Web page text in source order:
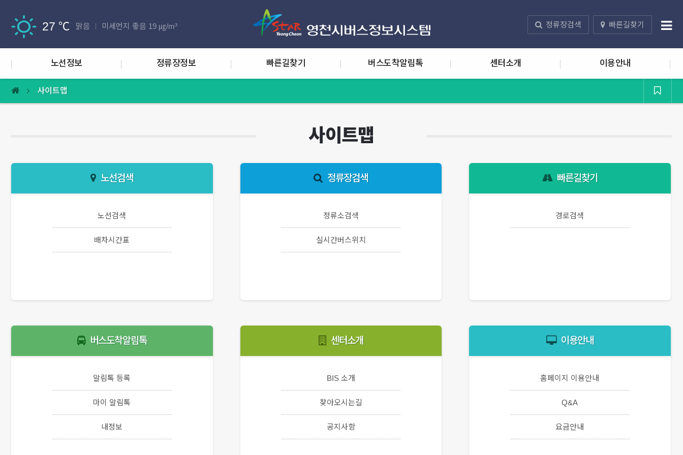
27 ℃ 맑음 미세먼지 좋음 19 ㎍/m³ 정류장검색 빠른길찾기
노선정보 정류장정보 빠른길찾기 버스도착알림톡 센터소개 이용안내
사이트맵
사이트맵
노선검색
노선검색
배차시간표
정류장검색
정류소검색
실시간버스위치
빠른길찾기
경로검색
버스도착알림톡
알림톡 등록
마이 알림톡
내정보
센터소개
BIS 소개
찾아오시는길
공지사항
이용안내
홈페이지 이용안내
Q&A
요금안내